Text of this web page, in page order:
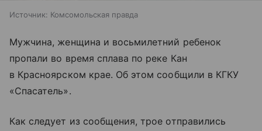
Источник: Комсомольская правда
Мужчина, женщина и восьмилетний ребенок
пропали во время сплава по реке Кан
в Красноярском крае. Об этом сообщили в КГКУ
«Спасатель».
Как следует из сообщения, трое отправились